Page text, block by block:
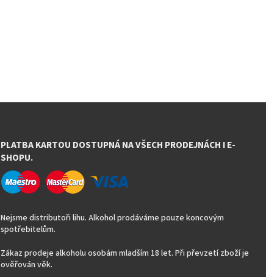
PLATBA KARTOU DOSTUPNÁ NA VŠECH PRODEJNÁCH I E-
SHOPU.
Nejsme distributoři lihu. Alkohol prodáváme pouze koncovým
spotřebitelům.
Zákaz prodeje alkoholu osobám mladším 18 let. Při převzetí zboží je
ověřován věk.